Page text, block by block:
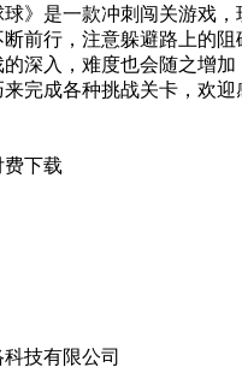
球》是一款冲刺闯关游戏
前行，注意躲避路上的
深入，难度也会随之增
完成各种挑战关卡，欢
下载
技有限公司